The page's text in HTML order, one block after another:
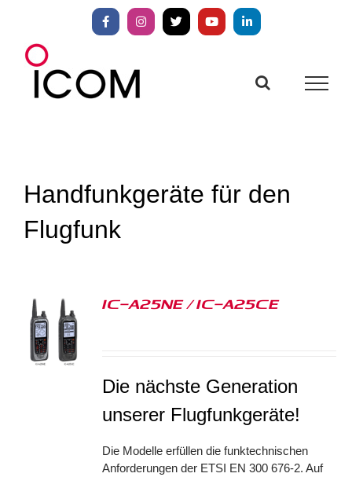
springen
FacebookInstagram
X YouTubeLinkedIn
Handfunkgeräte für den
Flugfunk
IC-A25NE / IC-A25CE
Die nächste Generation
unserer Flugfunkgeräte!
Die Modelle erfüllen die funktechnischen
Anforderungen der ETSI EN 300 676-2. Auf